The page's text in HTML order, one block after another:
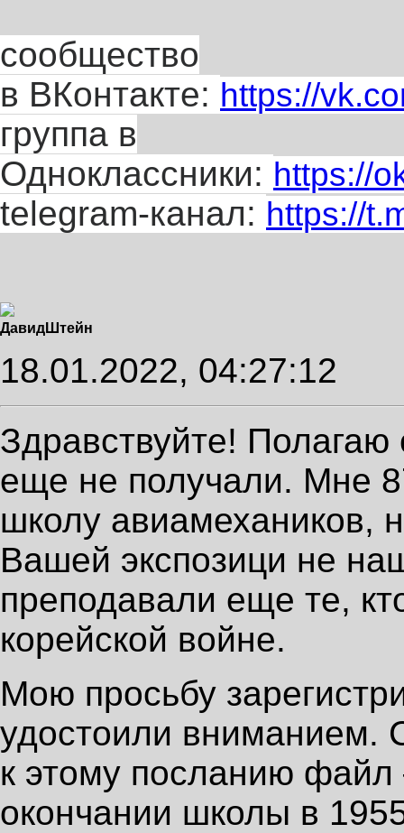
сообщество
в ВКонтакте: https://
группа в
Одноклассники: https://
telegram-канал: https://
ДавидШтейн
18.01.2022, 04:27:12
Здравствуйте! Полагаю
еще не получали. Мне
школу авиамехаников,
Вашей экспозици не
преподавали еще те,
корейской войне.
Мою просьбу
удостоили вниманием.
к этому посланию файл
окончании школы в